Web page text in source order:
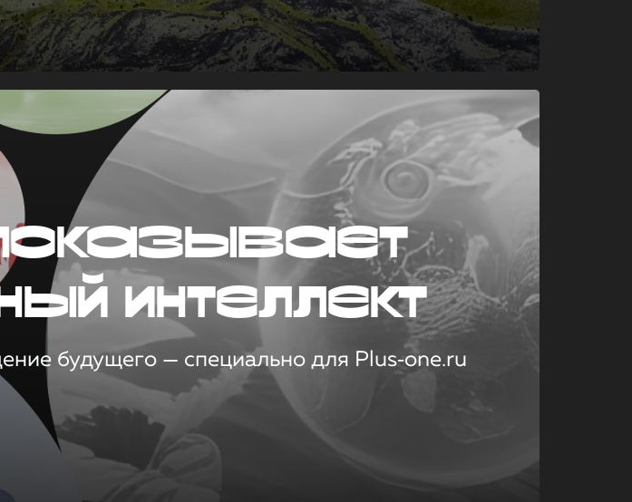
интеллект
будущего — специально для Plus‑one.ru